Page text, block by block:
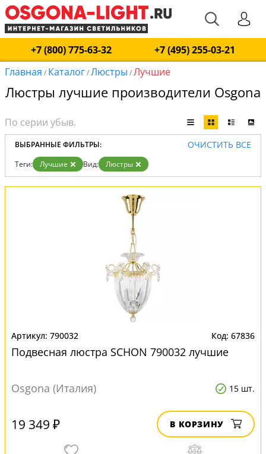
+7 (800) 775-63-32
+7 (495) 255-03-21
Главная / Каталог/Люстры /Лучшие
Люстры лучшие производители Osgona
ВЫБРАННЫЕ ФИЛЬТРЫ: ОЧИСТИТЬ ВСЕ
Теги: Лучшие Вид: Люстры
790032 67836
Подвесная люстра SCHON 790032 лучшие
Osgona (Италия) 15 шт.
19 349 ₽ В КОРЗИНУ